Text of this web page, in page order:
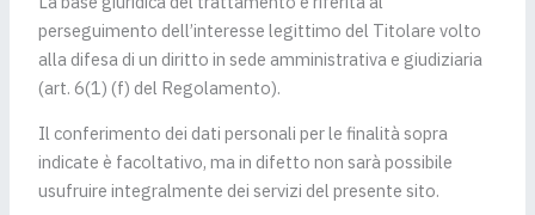
perseguimento dell’interesse legittimo del Titolare volto
alla difesa di un diritto in sede amministrativa e giudiziaria
(art. 6(1) (f) del Regolamento).
Il conferimento dei dati personali per le finalità sopra
indicate è facoltativo, ma in difetto non sarà possibile
usufruire integralmente dei servizi del presente sito.